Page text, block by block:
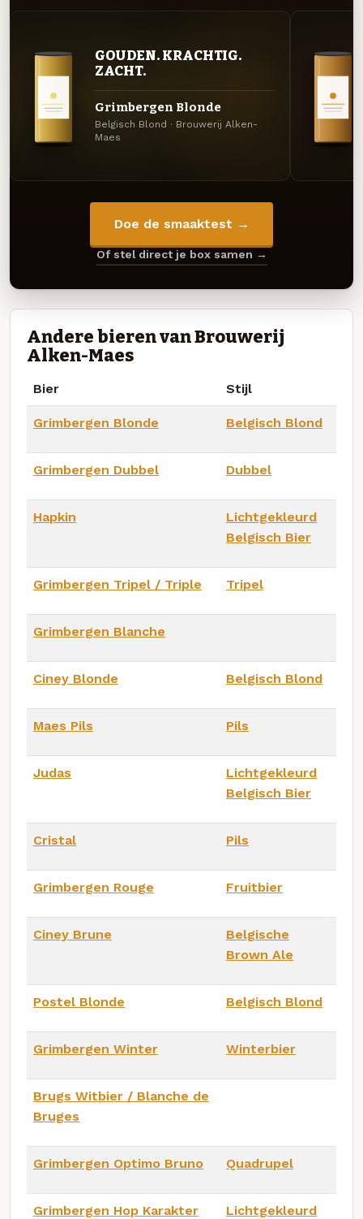
GOUDEN. KRACHTIG.
ZACHT.
Grimbergen Blonde
Belgisch Blond · Brouwerij Alken-
Maes
Doe de smaaktest →
Of stel direct je box samen →
Andere bieren van Brouwerij
Alken-Maes
Bier Stijl
Grimbergen Blonde Belgisch Blond
Grimbergen Dubbel Dubbel
Hapkin
Lichtgekleurd
Belgisch Bier
Grimbergen Tripel / Triple Tripel
Grimbergen Blanche
Ciney Blonde Belgisch Blond
Maes Pils Pils
Judas
Lichtgekleurd
Belgisch Bier
Cristal Pils
Grimbergen Rouge Fruitbier
Ciney Brune
Belgische
Brown Ale
Postel Blonde Belgisch Blond
Grimbergen Winter Winterbier
Brugs Witbier / Blanche de
Bruges
Grimbergen Optimo Bruno Quadrupel
Grimbergen Hop Karakter
Lichtgekleurd